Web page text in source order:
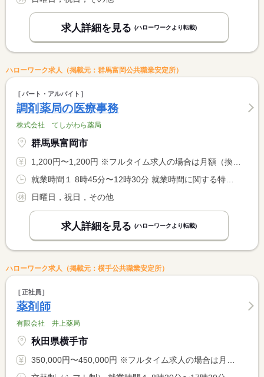
求人詳細を見る (ハローワークより転載)
ハローワーク求人（掲載元：群馬富岡公共職業安定所）
パート・アルバイト
調剤薬局の医療事務
株式会社 てしがわら薬局
群馬県富岡市
1,200円〜1,200円 ※フルタイム求人の場合は月額（換算額）、パート求人の場合は時間額を表示しています。
日曜日，祝日，その他
求人詳細を見る (ハローワークより転載)
ハローワーク求人（掲載元：横手公共職業安定所）
正社員
薬剤師
有限会社 井上薬局
秋田県横手市
350,000円〜450,000円 ※フルタイム求人の場合は月額（換算額）、パート求人の場合は時間額を表示しています。